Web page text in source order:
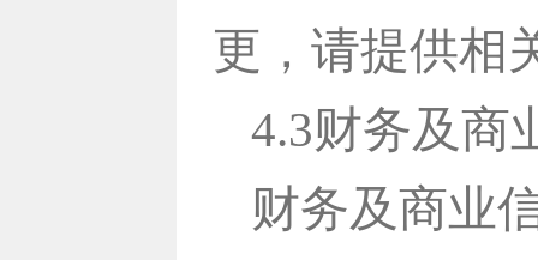
更，请提供相
4.3财务及商
财务及商业